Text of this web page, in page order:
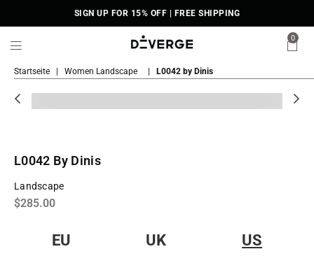
SIGN UP FOR 15% OFF | FREE SHIPPING
Sneakers
0
Startseite Women Landscape L0042 by Dinis
L0042 By Dinis
Landscape
Regular
$285.00
EU UK US